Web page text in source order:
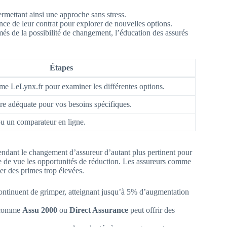
ainsi une approche sans stress.
de leur contrat pour explorer de nouvelles options.
de la possibilité de changement, l’éducation des assurés
Étapes
LeLynx.fr pour examiner les différentes options.
adéquate pour vos besoins spécifiques.
un comparateur en ligne.
le changement d’assureur d’autant plus pertinent pour
vue les opportunités de réduction. Les assureurs comme
des primes trop élevées.
de grimper, atteignant jusqu’à 5% d’augmentation
Assu 2000 ou Direct Assurance peut offrir des